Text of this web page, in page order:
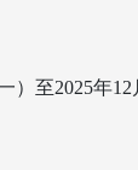
）至2025年